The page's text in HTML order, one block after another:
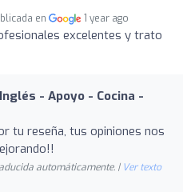
en 1 year ago
excelentes y trato
- Apoyo - Cocina -
tu reseña, tus opiniones nos
automáticamente. | Ver texto